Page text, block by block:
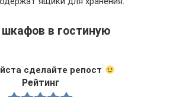
в гостиную
сделайте репост
Рейтинг